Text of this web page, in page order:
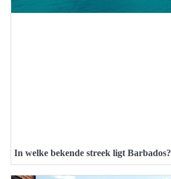
In welke bekende streek ligt Barbados?